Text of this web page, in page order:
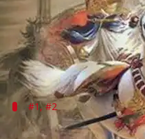
हिन्दू धर्म में महाभारत
महाभारत में समाज से
महाभारत योद्धाओं की
#1, #2
महाभारत ग्रंथ की